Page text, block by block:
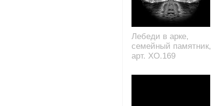
Лебеди в арке,
семейный памятник,
арт. XO.169